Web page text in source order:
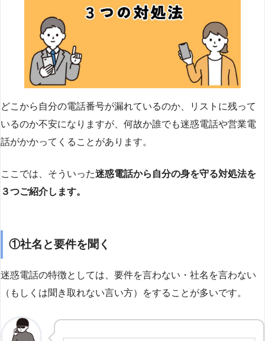
どこから自分の電話番号が漏れているのか、リストに残って
いるのか不安になりますが、何故か誰でも迷惑電話や営業電
話がかかってくることがあります。
ここでは、そういった迷惑電話から自分の身を守る対処法を
３つご紹介します。
①社名と要件を聞く
迷惑電話の特徴としては、要件を言わない・社名を言わない
（もしくは聞き取れない言い方）をすることが多いです。